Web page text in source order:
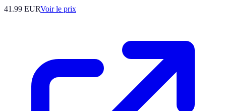
41.99 EURVoir le prix